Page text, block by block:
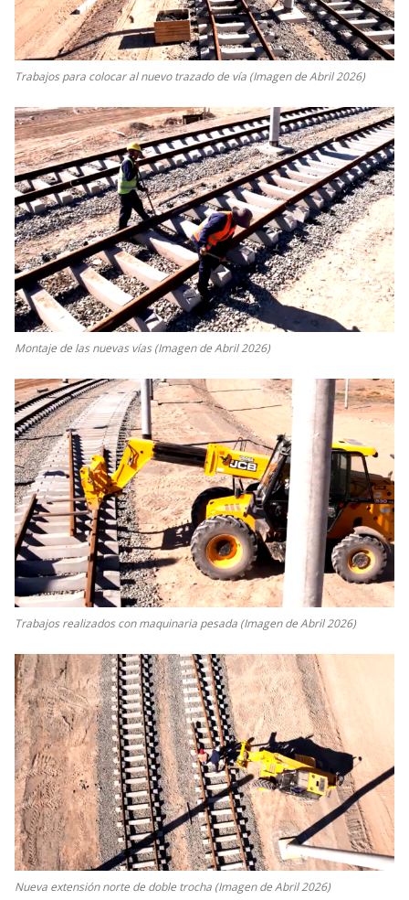
Trabajos para colocar al nuevo trazado de vía (Imagen de Abril 2026)
Montaje de las nuevas vías (Imagen de Abril 2026)
Trabajos realizados con maquinaria pesada (Imagen de Abril 2026)
Nueva extensión norte de doble trocha (Imagen de Abril 2026)